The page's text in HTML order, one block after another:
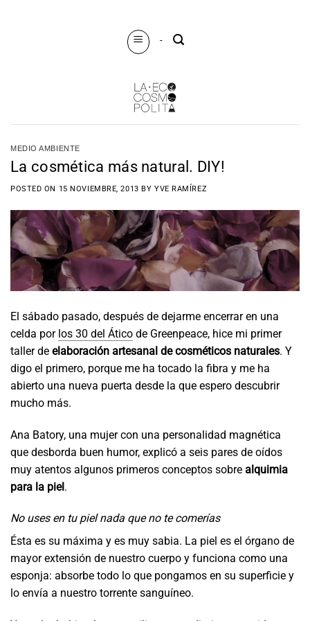
-
MEDIO AMBIENTE
La cosmética más natural. DIY!
POSTED ON 15 NOVIEMBRE, 2013 BY YVE RAMÍREZ
El sábado pasado, después de dejarme encerrar en una
celda por los 30 del Ático de Greenpeace, hice mi primer
taller de elaboración artesanal de cosméticos naturales. Y
digo el primero, porque me ha tocado la fibra y me ha
abierto una nueva puerta desde la que espero descubrir
mucho más.
Ana Batory, una mujer con una personalidad magnética
que desborda buen humor, explicó a seis pares de oídos
muy atentos algunos primeros conceptos sobre alquimia
para la piel.
No uses en tu piel nada que no te comerías
Ésta es su máxima y es muy sabia. La piel es el órgano de
mayor extensión de nuestro cuerpo y funciona como una
esponja: absorbe todo lo que pongamos en su superficie y
lo envía a nuestro torrente sanguíneo.